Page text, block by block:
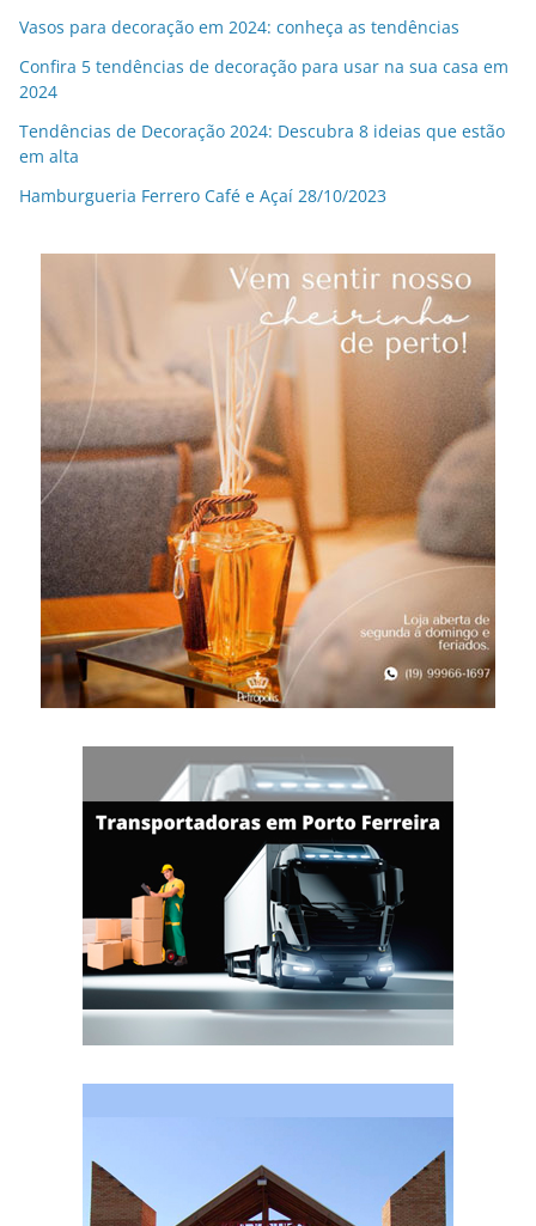
Vasos para decoração em 2024: conheça as tendências
Confira 5 tendências de decoração para usar na sua casa em
2024
Tendências de Decoração 2024: Descubra 8 ideias que estão
em alta
Hamburgueria Ferrero Café e Açaí 28/10/2023